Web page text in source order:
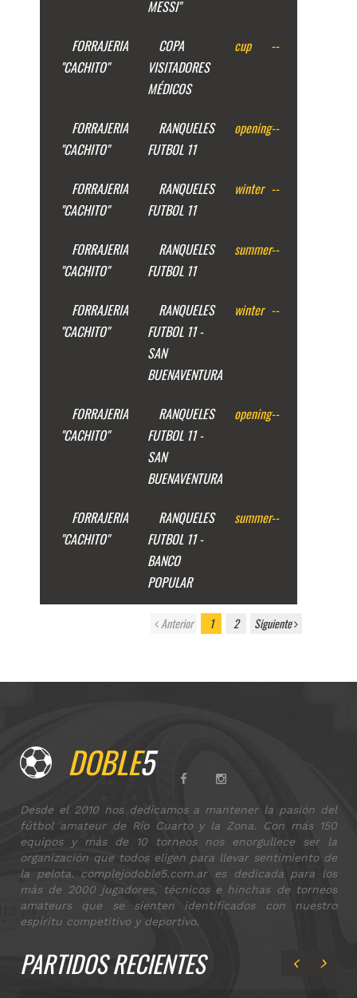
MESSI"
FORRAJERIA
"CACHITO"
COPA
VISITADORES
MÉDICOS
cup --
FORRAJERIA
"CACHITO"
RANQUELES
FUTBOL 11
opening--
FORRAJERIA
"CACHITO"
RANQUELES
FUTBOL 11
winter --
FORRAJERIA
"CACHITO"
RANQUELES
FUTBOL 11
summer--
FORRAJERIA
"CACHITO"
RANQUELES
FUTBOL 11 -
SAN
BUENAVENTURA
winter --
FORRAJERIA
"CACHITO"
RANQUELES
FUTBOL 11 -
SAN
BUENAVENTURA
opening--
FORRAJERIA
"CACHITO"
RANQUELES
FUTBOL 11 -
BANCO
POPULAR
summer--
Anterior 1 2 Siguiente
DOBLE5
Desde el 2010 nos dedicamos a mantener la pasión del
fútbol amateur de Río Cuarto y la Zona. Con más 150
equipos y más de 10 torneos nos enorgullece ser la
organización que todos eligen para llevar sentimiento de
la pelota. complejodoble5.com.ar es dedicada para los
más de 2000 jugadores, técnicos e hinchas de torneos
amateurs que se sienten identificados con nuestro
espíritu competitivo y deportivo.
PARTIDOS RECIENTES